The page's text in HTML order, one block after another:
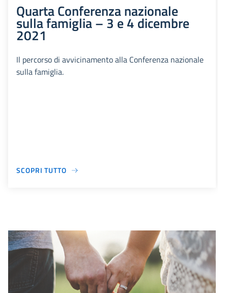
Quarta Conferenza nazionale
sulla famiglia – 3 e 4 dicembre
2021
Il percorso di avvicinamento alla Conferenza nazionale
sulla famiglia.
SCOPRI TUTTO